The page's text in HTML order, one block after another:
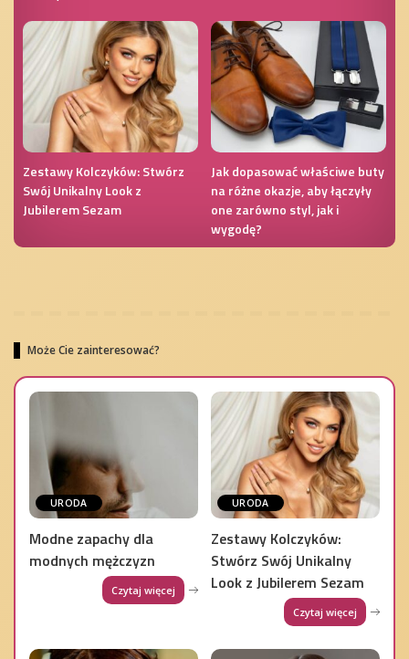
Zestawy Kolczyków: Stwórz
Swój Unikalny Look z
Jubilerem Sezam
Jak dopasować właściwe buty
na różne okazje, aby łączyły
one zarówno styl, jak i
wygodę?
Może Cie zainteresować?
URODA
Modne zapachy dla
modnych mężczyzn
Czytaj więcej
URODA
Zestawy Kolczyków:
Stwórz Swój Unikalny
Look z Jubilerem Sezam
Czytaj więcej